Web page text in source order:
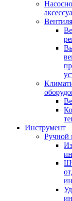
Инструмент
Ручной